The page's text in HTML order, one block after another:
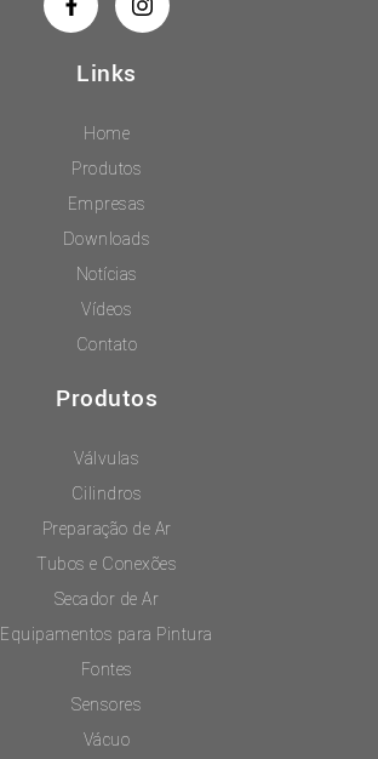
Links
Home
Produtos
Empresas
Downloads
Notícias
Vídeos
Contato
Produtos
Válvulas
Cilindros
Preparação de Ar
Tubos e Conexões
Secador de Ar
Equipamentos para Pintura
Fontes
Sensores
Vácuo